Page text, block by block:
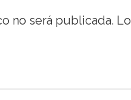
no será publicada.